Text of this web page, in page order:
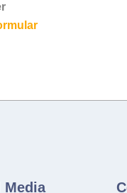
Media